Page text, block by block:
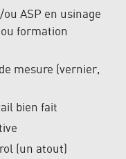
ASP en usinage
formation
mesure (vernier,
bien fait
(un atout)